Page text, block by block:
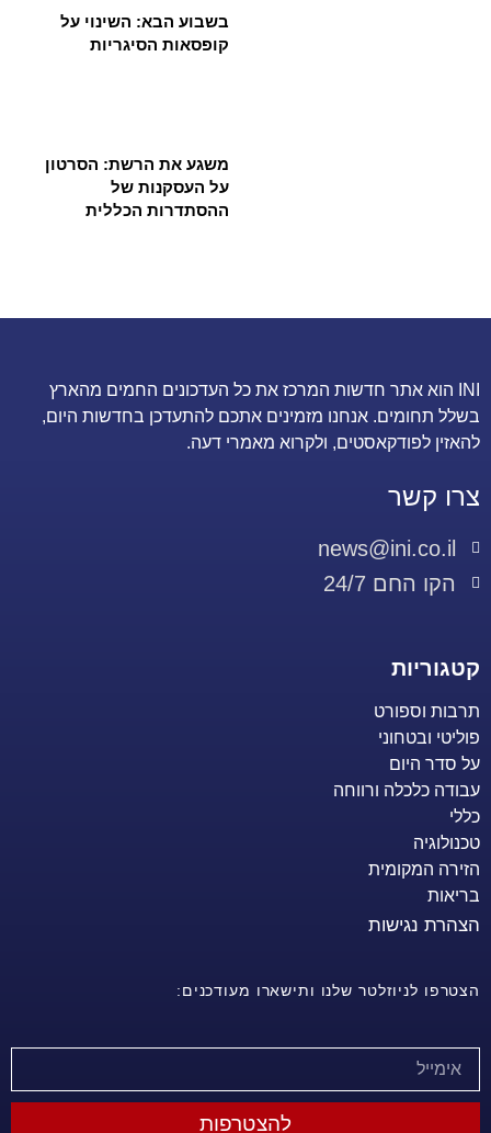
בשבוע הבא: השינוי על
קופסאות הסיגריות
משגע את הרשת: הסרטון
על העסקנות של
ההסתדרות הכללית
INI הוא אתר חדשות המרכז את כל העדכונים החמים מהארץ
בשלל תחומים. אנחנו מזמינים אתכם להתעדכן בחדשות היום,
להאזין לפודקאסטים, ולקרוא מאמרי דעה.
צרו קשר
news@ini.co.il
הקו החם 24/7
קטגוריות
תרבות וספורט
פוליטי ובטחוני
על סדר היום
עבודה כלכלה ורווחה
כללי
טכנולוגיה
הזירה המקומית
בריאות
הצהרת נגישות
הצטרפו לניוזלטר שלנו ותישארו מעודכנים:
להצטרפות